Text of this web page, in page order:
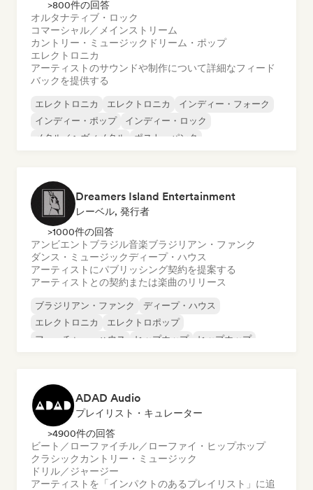
>800件の回答
オルタナティブ・ロック
コマーシャル／メインストリーム
カントリー・ミュージック ドリーム・ポップ
エレクトロニカ
アーティストのサウンドや制作について詳細なフィード
バックを提供する
エレクトロニカ エレクトロニカ
インディー・フォーク
インディー・ポップ
インディー・ロック
メタル／ヘヴィメタル
ポスト・パンク
Dreamers Island Entertainment
レーベル, 発行者
>1000件の回答
アンビエント ブラジル音楽ブラジリアン・ファンク
ダンス・ミュージックディープ・ハウス
アーティストにパブリッシング契約を提案する
アーティストとの契約または楽曲のリリース
ブラジリアン・ファンク
ディープ・ハウス
エレクトロニカ
エレクトロポップ
フューチャー・ハウス
ヒップホップ
ヒップホップ
ADAD Audio
プレイリスト・キュレーター
>4900件の回答
ビート／ローファイチル／ローファイ・ヒップホップ
クラシック カントリー・ミュージック
ドリル／ジャージー
アーティストを「インパクトのあるプレイリスト」に追